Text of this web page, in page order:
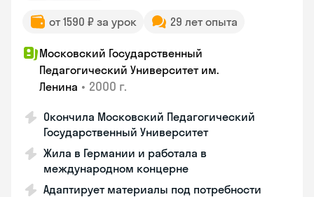
от 1590 ₽ за урок 29 лет опыта
Московский Государственный
Педагогический Университет им.
Ленина • 2000 г.
Окончила Московский Педагогический
Государственный Университет
Жила в Германии и работала в
международном концерне
Адаптирует материалы под потребности